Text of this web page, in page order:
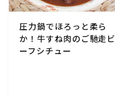
圧力鍋でほろっと柔ら
か！牛すね肉のご馳走ビ
ーフシチュー